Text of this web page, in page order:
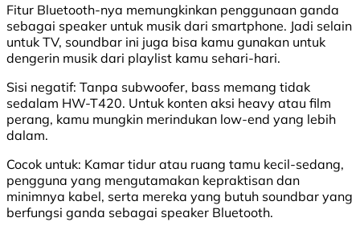
Fitur Bluetooth-nya memungkinkan penggunaan ganda
sebagai speaker untuk musik dari smartphone. Jadi selain
untuk TV, soundbar ini juga bisa kamu gunakan untuk
dengerin musik dari playlist kamu sehari-hari.
Sisi negatif: Tanpa subwoofer, bass memang tidak
sedalam HW-T420. Untuk konten aksi heavy atau film
perang, kamu mungkin merindukan low-end yang lebih
dalam.
Cocok untuk: Kamar tidur atau ruang tamu kecil-sedang,
pengguna yang mengutamakan kepraktisan dan
minimnya kabel, serta mereka yang butuh soundbar yang
berfungsi ganda sebagai speaker Bluetooth.